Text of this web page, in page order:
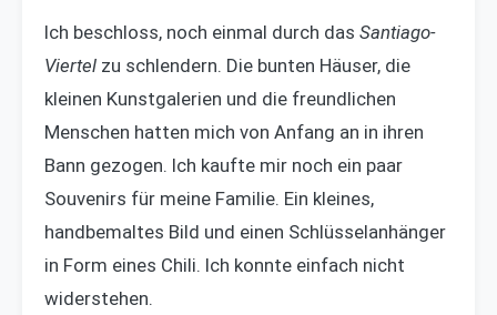
Ich beschloss, noch einmal durch das Santiago-
Viertel zu schlendern. Die bunten Häuser, die
kleinen Kunstgalerien und die freundlichen
Menschen hatten mich von Anfang an in ihren
Bann gezogen. Ich kaufte mir noch ein paar
Souvenirs für meine Familie. Ein kleines,
handbemaltes Bild und einen Schlüsselanhänger
in Form eines Chili. Ich konnte einfach nicht
widerstehen.